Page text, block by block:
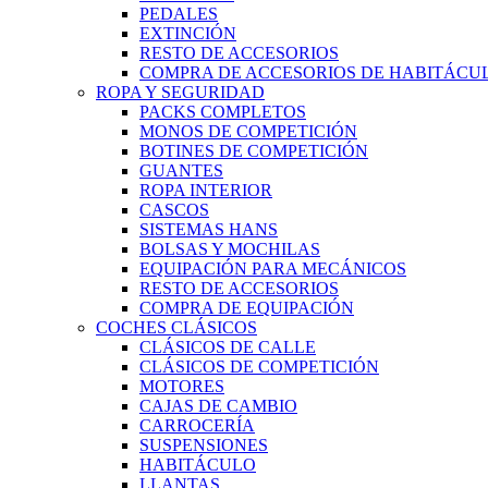
PEDALES
EXTINCIÓN
RESTO DE ACCESORIOS
COMPRA DE ACCESORIOS DE
ROPA Y SEGURIDAD
PACKS COMPLETOS
MONOS DE COMPETICIÓN
BOTINES DE COMPETICIÓN
GUANTES
ROPA INTERIOR
CASCOS
SISTEMAS HANS
BOLSAS Y MOCHILAS
EQUIPACIÓN PARA MECÁNICOS
RESTO DE ACCESORIOS
COMPRA DE EQUIPACIÓN
COCHES CLÁSICOS
CLÁSICOS DE CALLE
CLÁSICOS DE COMPETICIÓN
MOTORES
CAJAS DE CAMBIO
CARROCERÍA
SUSPENSIONES
HABITÁCULO
LLANTAS